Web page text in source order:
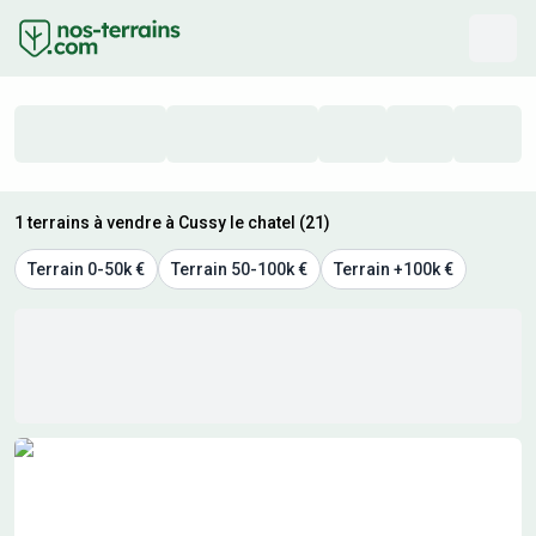
1 terrains à vendre à Cussy le chatel (21)
Terrain 0-50k € Terrain 50-100k € Terrain +100k €
Résultats de recherche